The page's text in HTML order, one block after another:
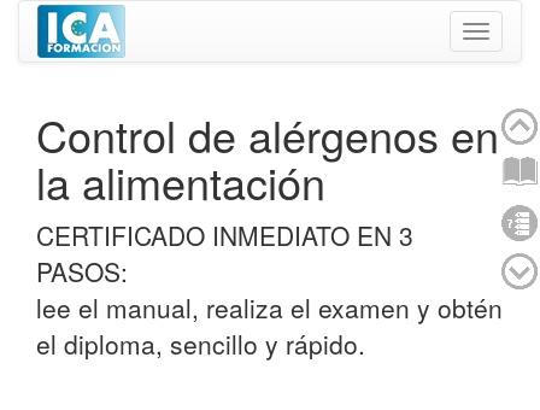
Control de alérgenos en
la alimentación
CERTIFICADO INMEDIATO EN 3
PASOS:
lee el manual, realiza el examen y obtén
el diploma, sencillo y rápido.